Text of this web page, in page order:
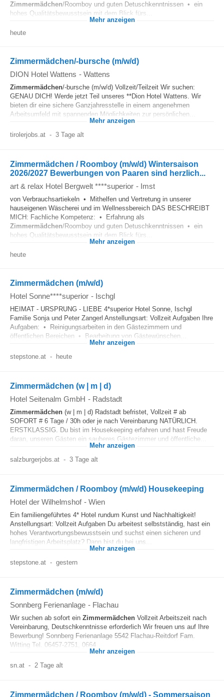
Zimmermädchen/Roomboy und guten Detuschkenntnissen • ein
hohes Qualitätsbewusstsein mit dem Blick fürs...
Mehr anzeigen
heute
Zimmermädchen/-bursche (m/w/d)
DION Hotel Wattens - Wattens
Zimmermädchen/-bursche (m/w/d) Vollzeit/Teilzeit Wir suchen:
GENAU DICH! Werde jetzt Teil unseres **Dion Hotel Wattens. Wir
bieten dir eine sichere Ganzjahresstelle in einem angenehmen
Arbeitsumfeld mit spannenden Möglichkeiten zur persönlichen...
Mehr anzeigen
tirolerjobs.at - 3 Tage alt
Zimmermädchen / Roomboy (m/w/d) Wintersaison
2026/2027 Bewerbungen von Paaren sind herzlich...
art & relax Hotel Bergwelt ****superior - Imst
von Verbrauchsartiekeln • Mithelfen und Vertretung in unserer
hauseigenen Wäscherei und im Wellnessbereich DAS BESCHREIBT
MICH: Fachliche Kompetenz: • Erfahrung als
Zimmermädchen/Roomboy und guten Detuschkenntnissen • ein
hohes Qualitätsbewusstsein mit dem Blick fürs...
Mehr anzeigen
heute
Zimmermädchen (m/w/d)
Hotel Sonne****superior - Ischgl
HEIMAT - URSPRUNG - LIEBE 4*superior Hotel Sonne, Ischgl
Familie Sonja und Peter Zangerl Anstellungsart: Vollzeit Aufgaben Ihre
Aufgaben: • Reinigungsarbeiten in den Gästezimmern und
öffentlichen Bereichen • Bearbeitung von Gästewünschen...
Mehr anzeigen
stepstone.at - heute
Zimmermädchen (w | m | d)
Hotel Seitenalm GmbH - Radstadt
Zimmermädchen (w | m | d) Radstadt befristet, Vollzeit # ab
SOFORT # 6 Tage / 30h oder je nach Vereinbarung NATÜRLICH.
ERSTKLASSIG. Du bist im Housekeeping erfahren und hast Freude
daran, unseren Gästen ein sauberes Gästezimmer und öffentliche...
Mehr anzeigen
salzburgerjobs.at - 3 Tage alt
Zimmermädchen / Roomboy (m/w/d) Housekeeping
Hotel der Wilhelmshof - Wien
Ein familiengeführtes 4* Hotel rundum Kunst und Nachhaltigkeit!
Anstellungsart: Vollzeit Aufgaben Du arbeitest selbstständig, hast ein
hohes Verantwortungsbewusstsein und suchst einen sicheren und
langfristigen Arbeitsplatz? Dann bist du bei uns...
Mehr anzeigen
stepstone.at - gestern
Zimmer­mädchen (m/w/d)
Sonnberg Ferienanlage - Flachau
Wir suchen ab sofort ein Zimmer­mädchen Vollzeit Arbeitszeit nach
Vereinbarung, Deutschkenntnisse erforderlich Wir freuen uns auf Ihre
Bewerbung! Sonnberg Ferienanlage 5542 Flachau-Reitdorf Fam.
Witting Tel. 06457-2751, 0664...
Mehr anzeigen
sn.at - 2 Tage alt
Zimmermädchen / Roomboy (m/w/d) - Sommersaison